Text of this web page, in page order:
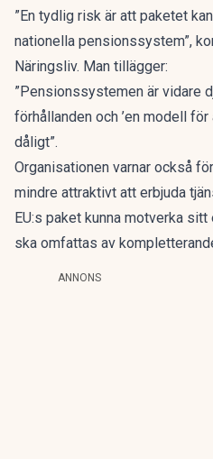
”En tydlig risk är att paketet
nationella pensionssystem”,
Näringsliv. Man tillägger:
”Pensionssystemen är vidare
förhållanden och ’en modell för
dåligt”.
Organisationen varnar också
mindre attraktivt att erbjuda
EU:s paket kunna motverka
ska omfattas av
ANNONS